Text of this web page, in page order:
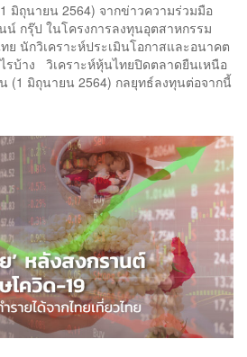
มิถุนายน 2564) จากข่าวความร่วมมือ
น์ กรุ๊ป ในโครงการลงทุนอุตสาหกรรม
ย นักวิเคราะห์ประเมินโอกาสและอนาคต
รบ้าง วิเคราะห์หุ้นไทยปิดตลาดยืนเหนือ
(1 มิถุนายน 2564) กลยุทธ์ลงทุนต่อจากนี้